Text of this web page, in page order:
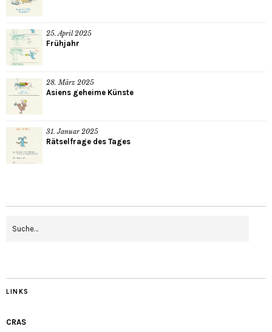
25. April 2025
Frühjahr
28. März 2025
Asiens geheime Künste
31. Januar 2025
Rätselfrage des Tages
LINKS
CRAS